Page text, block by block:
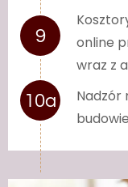
online
wraz z
Nadzór